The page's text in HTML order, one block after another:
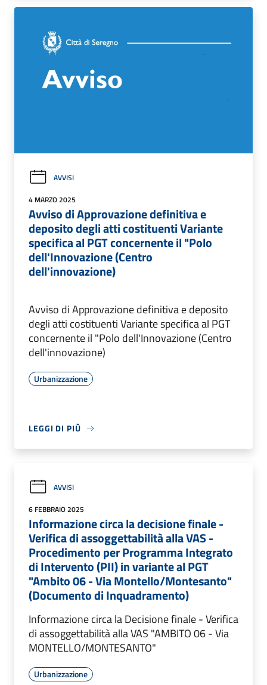
AVVISI
4 MARZO 2025
Avviso di Approvazione definitiva e
deposito degli atti costituenti Variante
specifica al PGT concernente il "Polo
dell'Innovazione (Centro
dell'innovazione)
Avviso di Approvazione definitiva e deposito
degli atti costituenti Variante specifica al PGT
concernente il "Polo dell'Innovazione (Centro
dell'innovazione)
Urbanizzazione
LEGGI DI PIÙ
AVVISI
6 FEBBRAIO 2025
Informazione circa la decisione finale -
Verifica di assoggettabilità alla VAS -
Procedimento per Programma Integrato
di Intervento (PII) in variante al PGT
"Ambito 06 - Via Montello/Montesanto"
(Documento di Inquadramento)
Informazione circa la Decisione finale - Verifica
di assoggettabilità alla VAS "AMBITO 06 - Via
MONTELLO/MONTESANTO"
Urbanizzazione